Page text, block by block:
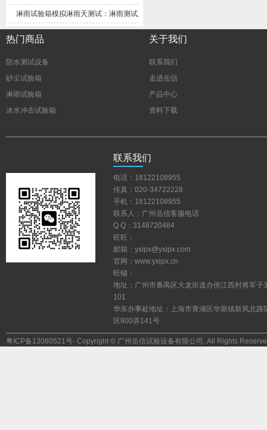
淋雨试验箱模拟淋雨天测试：淋雨测试系统技术解析与应用方案
热门商品
防水测试设备
砂尘试验箱
淋雨试验箱
冰水冲击试验箱
关于我们
联系我们
走进岳信
产品中心
资料下载
联系我们
电话：18122108955
传真：020-34722228
手机：18122108955
联系人：广州岳信客服电话
QQ：3148720484
旺旺：
邮箱：yxipx@yxipx.com
官网：www.yxipx.cn
旺铺：
地址：广州市番禺区大龙街道办傍江西村将军子
101
华东办事处地址：上海市青浦区华新镇新凤北路
区900弄141号
粤ICP备13080521号·Copyright©广州岳信试验设备有限公司